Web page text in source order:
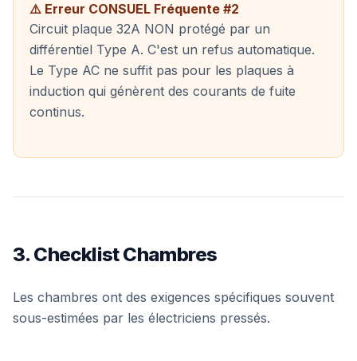
⚠️ Erreur CONSUEL Fréquente #2
Circuit plaque 32A NON protégé par un
différentiel Type A. C'est un refus automatique.
Le Type AC ne suffit pas pour les plaques à
induction qui génèrent des courants de fuite
continus.
3. Checklist Chambres
Les chambres ont des exigences spécifiques souvent
sous-estimées par les électriciens pressés.